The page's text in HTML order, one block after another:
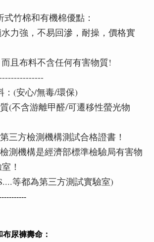
竹棉和有機棉優點：
力強，不易回滲，耐操，價格實
且布料不含任何有害物質!
：(安心/無毒/環保)
(不含游離甲醛/可遷移性螢光物
三方檢測機構測試合格證書！
測機構是經濟部標準檢驗局有害物
！
等都為第三方測試實驗室)
尿褲壽命：